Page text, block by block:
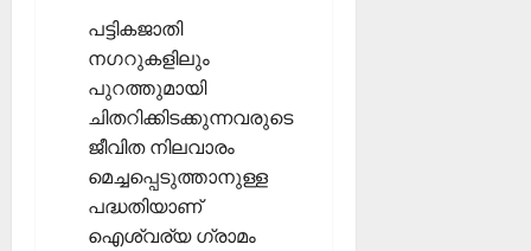
പട്ടികജാതി
നഗറുകളിലും
പുറത്തുമായി
ചിതറിക്കിടക്കുന്നവരുടെ
ജീവിത നിലവാരം
മെച്ചപ്പെടുത്താനുള്ള
പദ്ധതിയാണ്
ഐശ്വര്യ ഗ്രാമം